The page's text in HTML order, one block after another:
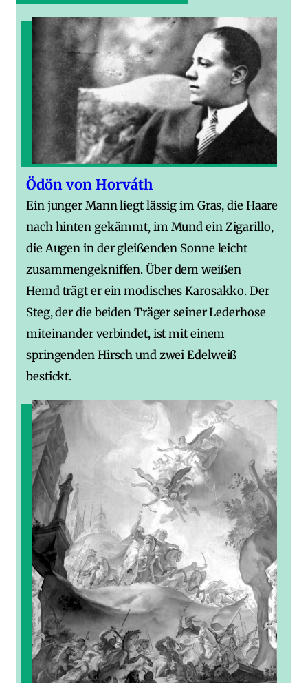
Ödön von Horváth
Ein junger Mann liegt lässig im Gras, die Haare
nach hinten gekämmt, im Mund ein Zigarillo,
die Augen in der gleißenden Sonne leicht
zusammengekniffen. Über dem weißen
Hemd trägt er ein modisches Karosakko. Der
Steg, der die beiden Träger seiner Lederhose
miteinander verbindet, ist mit einem
springenden Hirsch und zwei Edelweiß
bestickt.